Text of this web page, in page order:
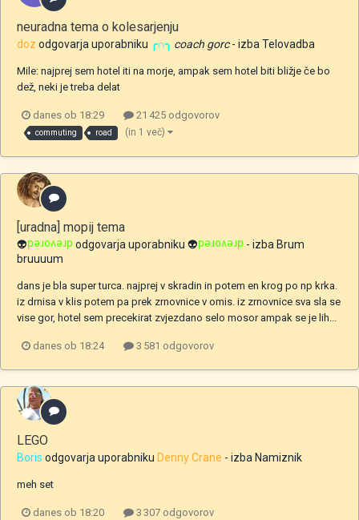
neuradna tema o kolesarjenju
doz odgovarja uporabniku ╭∩╮ coach gorc- izba Telovadba
Mile: najprej sem hotel iti na morje, ampak sem hotel biti bližje če bo
dež, neki je treba delat
danes ob 18:29 21 425 odgovorov
commuting road (in 1 več)
[uradna] mopij tema
👽drevoredodgovarja uporabniku 👽drevored - izba Brum
bruuuum
dans je bla super turca. najprej v skradin in potem en krog po np krka.
iz drnisa v klis potem pa prek zrnovnice v omis. iz zrnovnice sva sla se
vise gor, hotel sem precekirat zvjezdano selo mosor ampak se je lih...
danes ob 18:24 3 581 odgovorov
LEGO
Boris odgovarja uporabniku Denny Crane - izba Namiznik
meh set
danes ob 18:20 3 307 odgovorov